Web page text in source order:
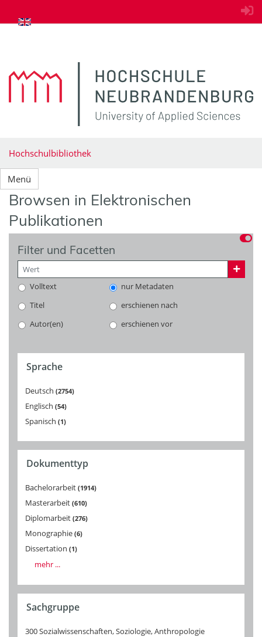
zum Inhalt springen
Hochschulbibliothek
Menü
Browsen in Elektronischen
Publikationen
Filter und Facetten
Volltext
nur Metadaten
Titel
erschienen nach
Autor(en)
erschienen vor
Sprache
Deutsch 2754
Englisch 54
Spanisch 1
Dokumenttyp
Bachelorarbeit 1914
Masterarbeit 610
Diplomarbeit 276
Monographie 6
Dissertation 1
mehr ...
Sachgruppe
300 Sozialwissenschaften, Soziologie, Anthropologie